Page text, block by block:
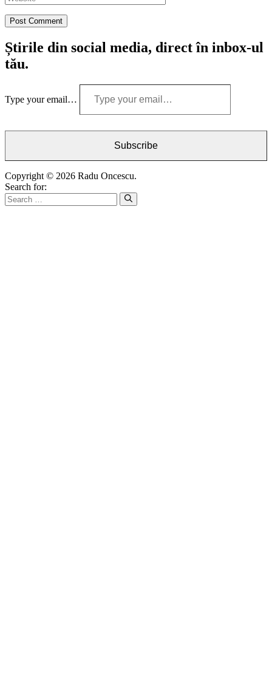
Știrile din social media, direct în inbox-ul
tău.
Type your email…
Subscribe
Copyright © 2026 Radu Oncescu.
Search for: